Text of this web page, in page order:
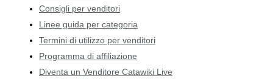
Consigli per venditori
Linee guida per categoria
Termini di utilizzo per venditori
Programma di affiliazione
Diventa un Venditore Catawiki Live